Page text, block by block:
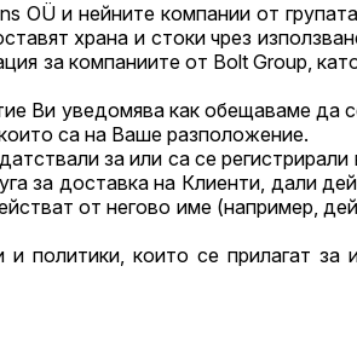
и нейните компании от
храна и стоки чрез
за компаниите от Bolt Group,
Ви уведомява как обещаваме да
са на Ваше разположение.
за или са се
за доставка на Клиенти, дали
от негово име (например,
които се прилагат за